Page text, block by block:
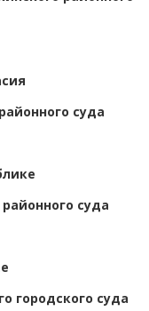
суда
суда
городского суда